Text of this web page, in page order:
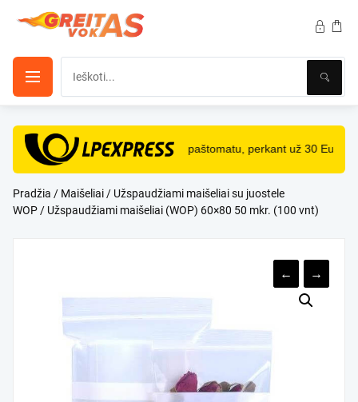
prie
NEMOKAMASpristatymas paštomatu, perkant už 30 Eur ir
Pradžia / Maišeliai/ Užspaudžiami maišeliai su juostele
WOP/ Užspaudžiami maišeliai (WOP) 60×80 50 mkr. (100 vnt)
← →